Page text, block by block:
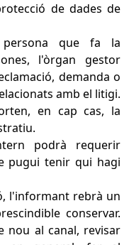
de dades de
que fa la
l'òrgan gestor
demanda o
amb el litigi.
en cap cas, la
podrà requerir
pugui tenir qui hagi
l'informant rebrà un
conservar.
nou al canal, revisar